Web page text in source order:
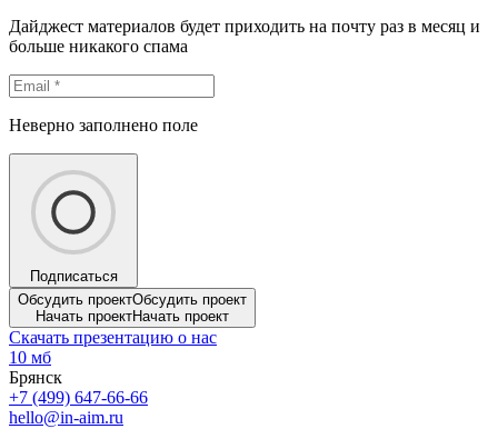
Дайджест материалов будет приходить на почту раз в месяц и
больше никакого спама
Неверно заполнено поле
Подписаться
Обсудить проектОбсудить проект
Начать проектНачать проект
Скачать презентацию о нас
10 мб
Брянск
+7 (499) 647-66-66
hello@in-aim.ru